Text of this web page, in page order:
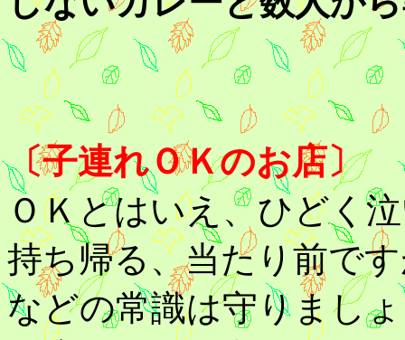
〔子連れＯＫのお店〕
ＯＫとはいえ、ひどく
持ち帰る、当たり前で
などの常識は守りまし